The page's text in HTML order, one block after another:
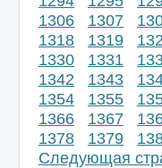
1306
1307
1318
1319
1330
1331
1342
1343
1354
1355
1366
1367
1378
1379
Следующая